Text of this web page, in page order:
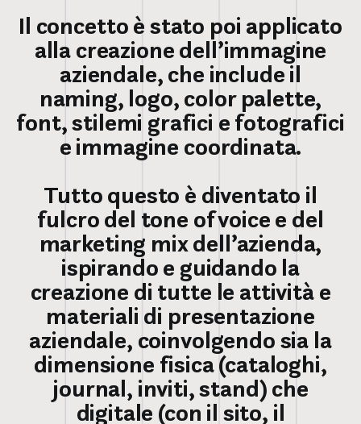
Il concetto è stato poi applicato
alla creazione dell’immagine
aziendale, che include il
naming, logo, color palette,
font, stilemi grafici e fotografici
e immagine coordinata.
Tutto questo è diventato il
fulcro del tone of voice e del
marketing mix dell’azienda,
ispirando e guidando la
creazione di tutte le attività e
materiali di presentazione
aziendale, coinvolgendo sia la
dimensione fisica (cataloghi,
journal, inviti, stand) che
digitale (con il sito, il